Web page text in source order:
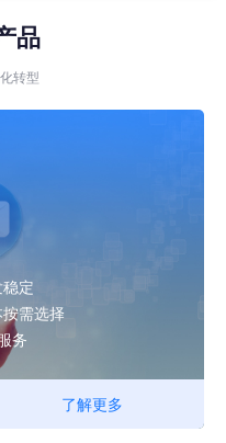
品
转型
定
需选择
务
了解更多